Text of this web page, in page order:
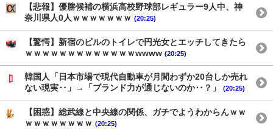
【悲報】優勝候補の横浜高校野球部レギュラー9人中、神
奈川県人0人ｗｗｗｗｗｗｗ (20:25)
【驚愕】新宿のビルのトイレで円光女とエッチしてきたら
ｗｗｗｗｗｗｗｗｗｗｗｗｗwwww (20:25)
韓国人「日本市場で現代自動車が月間わずか20台しか売れ
ない現実‥」→「ブランド力が通じないのか‥？」
(20:25)
【困惑】総武線と中央線の関係、ガチでようわからんｗｗ
ｗｗｗｗｗｗｗｗ (20:25)